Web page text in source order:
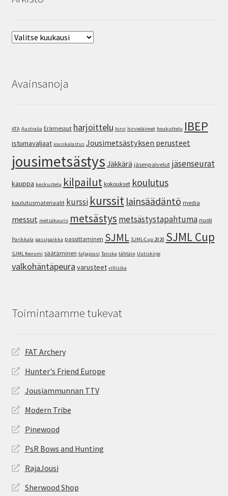
Arkisto
Avainsanoja
ATA Australia Erämessut harjoittelu hirvi hirvieläimet houkuttelu IBEP
istumavaljaat jousikalastus Jousimetsästyksen perusteet
jousimetsästys Jäkkärä jäsenpalvelut jäsenseurat
kauppa keskustelu kilpailut kokoukset koulutus
koulutusmateriaalit kurssi kurssit lainsäädäntö media
messut metsäkauris metsästys metsästystapahtuma nuoli
Parikkala passipaikka passittaminen SJML SJML-Cup 2020 SJML Cup
SJML foorumi säätäminen taljajousi Tanska tähtäin Uutiskirje
valkohäntäpeura varusteet villisika
Toimintaamme tukevat
FAT Archery
Hunter's Friend Europe
Jousiammunnan TTV
Modern Tribe
Pinewood
PsR Bows and Hunting
RajaJousi
Sherwood Shop